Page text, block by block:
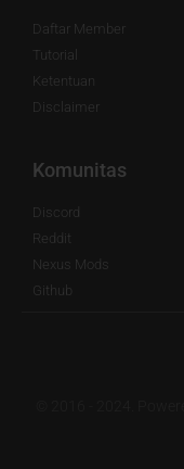
Daftar Member
Tutorial
Ketentuan
Disclaimer
Komunitas
Discord
Reddit
Nexus Mods
Github